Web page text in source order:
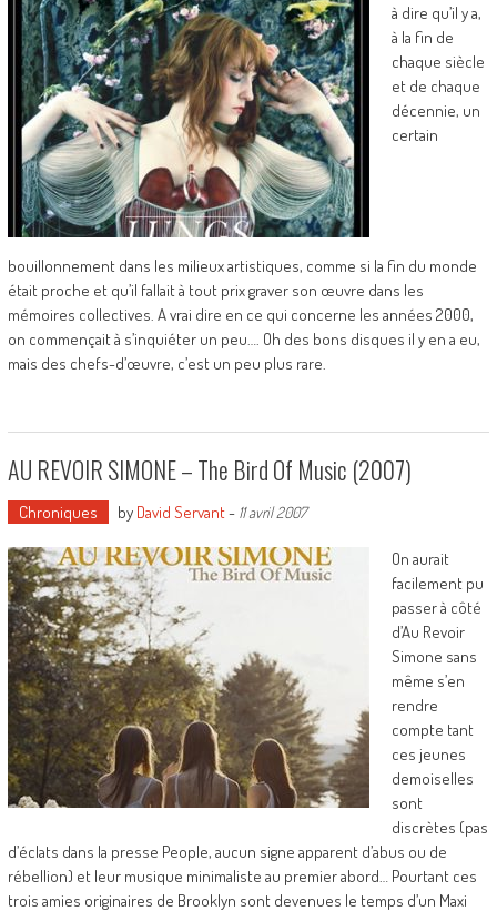
à dire qu’il y a,
à la fin de
chaque siècle
et de chaque
décennie, un
certain
bouillonnement dans les milieux artistiques, comme si la fin du monde
était proche et qu’il fallait à tout prix graver son œuvre dans les
mémoires collectives. A vrai dire en ce qui concerne les années 2000,
on commençait à s’inquiéter un peu…. Oh des bons disques il y en a eu,
mais des chefs-d’œuvre, c’est un peu plus rare.
AU REVOIR SIMONE – The Bird Of Music (2007)
Chroniques by David Servant- 11 avril 2007
On aurait
facilement pu
passer à côté
d’Au Revoir
Simone sans
même s’en
rendre
compte tant
ces jeunes
demoiselles
sont
discrètes (pas
d’éclats dans la presse People, aucun signe apparent d’abus ou de
rébellion) et leur musique minimaliste au premier abord… Pourtant ces
trois amies originaires de Brooklyn sont devenues le temps d’un Maxi